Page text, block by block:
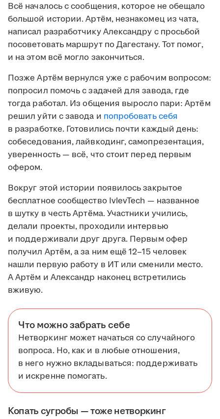
Всё началось с сообщения, которое не обещало
большой истории. Артём, незнакомец из чата,
написал разработчику Александру с просьбой
посоветовать маршрут по Дагестану. Тот помог,
и на этом всё могло закончиться.
Позже Артём вернулся уже с рабочим вопросом:
попросил помочь с задачей для завода, где
тогда работал. Из общения выросло пари: Артём
решил уйти с завода и попробовать себя
в разработке. Готовились почти каждый день:
собеседования, лайвкодинг, самопрезентация,
уверенность — всё, что стоит перед первым
офером.
Вокруг этой истории появилось закрытое
бесплатное сообщество IvlevTech — названное
в шутку в честь Артёма. Участники учились,
делали проекты, проходили интервью
и поддерживали друг друга. Первым офер
получил Артём, а за ним ещё 12–15 человек
нашли первую работу в ИТ или сменили место.
А Артём и Александр наконец встретились
вживую.
Что можно забрать себе
Нетворкинг может начаться со случайного
вопроса. Но, как и в любые отношения,
в него нужно вкладываться: поддерживать
и искренне помогать.
Копать сугробы — тоже нетворкинг